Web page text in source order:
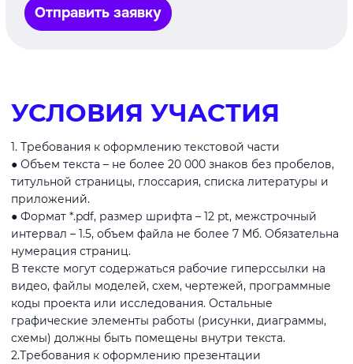
Отправить заявку
УСЛОВИЯ УЧАСТИЯ
1. Требования к оформлению текстовой части
● Объем текста – не более 20 000 знаков без пробелов,
титульной страницы, глоссария, списка литературы и
приложений.
● Формат *.pdf, размер шрифта – 12 pt, межстрочный
интервал – 1.5, объем файла не более 7 Мб. Обязательна
нумерация страниц.
В тексте могут содержаться рабочие гиперссылки на
видео, файлы моделей, схем, чертежей, программные
коды проекта или исследования. Остальные
графические элементы работы (рисунки, диаграммы,
схемы) должны быть помещены внутри текста.
2.Требования к оформлению презентации